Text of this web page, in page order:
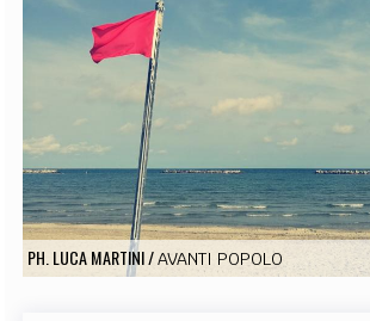
EXTRA
RUBRICHE PROCEEDINGS
SOCIAL MEDIA
PH. LUCA MARTINI/AVANTI POPOLO